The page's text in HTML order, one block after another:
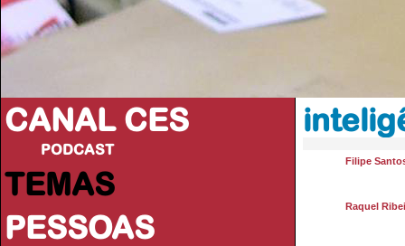
CANAL CES
PODCAST
TEMAS
PESSOAS
Filipe
Raquel